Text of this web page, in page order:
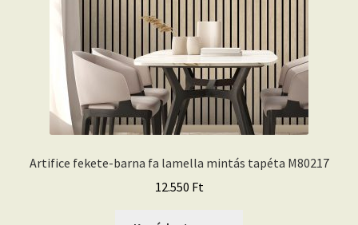
Artifice fekete-barna fa lamella mintás tapéta M80217
12.550 Ft